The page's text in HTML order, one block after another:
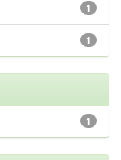
1
1
1